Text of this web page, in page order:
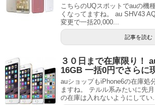
こちらのUQスポットでauの機
くなってますね。 au SHV43
変更で一括20,000...
記事を読む
３０日まで在庫限り！
16GB 一括0円でさらに
auショップもiPhone6の在庫処
ますね。 テルル系みたいに先
の在庫は入れないようにしてい